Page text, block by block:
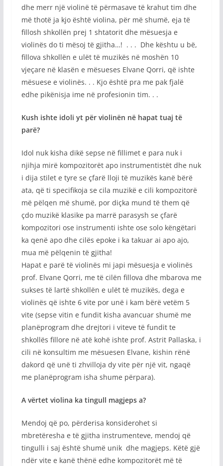
dhe merr një violinë të përmasave të krahut tim dhe
më thotë ja kjo është violina, për më shumë, eja të
fillosh shkollën prej 1 shtatorit dhe mësuesja e
violinës do ti mësoj të gjitha…! . . . Dhe kështu u bë,
fillova shkollën e ulët të muzikës në moshën 10
vjeçare në klasën e mësueses Elvane Qorri, që ishte
mësuese e violinës. . . Kjo është pra me pak fjalë
edhe pikënisja ime në profesionin tim. . .
Kush ishte idoli yt për violinën në hapat tuaj të
parë?
Idol nuk kisha dikë sepse në fillimet e para nuk i
njihja mirë kompozitorët apo instrumentistët dhe nuk
i dija stilet e tyre se çfarë lloji të muzikës kanë bërë
ata, që ti specifikoja se cila muzikë e cili kompozitorë
më pëlqen më shumë, por diçka mund të them që
çdo muzikë klasike pa marrë parasysh se çfarë
kompozitori ose instrumenti ishte ose solo këngëtari
ka qenë apo dhe cilës epoke i ka takuar ai apo ajo,
mua më pëlqenin të gjitha!
Hapat e parë të violinës mi japi mësuesja e violinës
prof. Elvane Qorri, me të cilën fillova dhe mbarova me
sukses të lartë shkollën e ulët të muzikës, dega e
violinës që ishte 6 vite por unë i kam bërë vetëm 5
vite (sepse vitin e fundit kisha avancuar shumë me
planëprogram dhe drejtori i viteve të fundit te
shkollës fillore në atë kohë ishte prof. Astrit Pallaska, i
cili në konsultim me mësuesen Elvane, kishin rënë
dakord që unë ti zhvilloja dy vite për një vit, ngaqë
me planëprogram isha shume përpara).
A vërtet violina ka tingull magjeps a?
Mendoj që po, përderisa konsiderohet si
mbretëresha e të gjitha instrumenteve, mendoj që
tingulli i saj është shumë unik dhe magjeps. Këtë gjë
ndër vite e kanë thënë edhe kompozitorët më të